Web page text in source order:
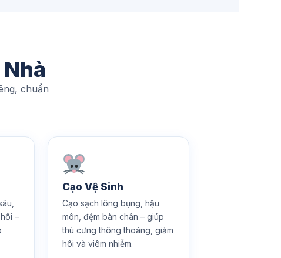
chuẩn
–
Cạo Vệ Sinh
Cạo sạch lông bụng, hậu
môn, đệm bàn chân – giúp
thú cưng thông thoáng, giảm
hôi và viêm nhiễm.